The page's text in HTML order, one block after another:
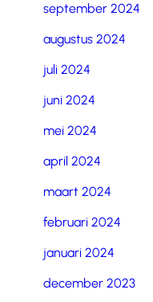
september 2024
augustus 2024
juli 2024
juni 2024
mei 2024
april 2024
maart 2024
februari 2024
januari 2024
december 2023